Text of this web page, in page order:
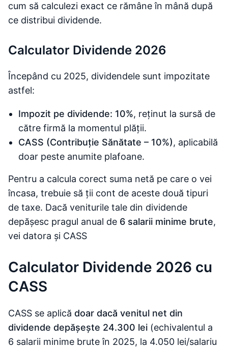
cum să calculezi exact ce rămâne în mână după
ce distribui dividende.
Calculator Dividende 2026
Începând cu 2025, dividendele sunt impozitate
astfel:
Impozit pe dividende: 10%, reținut la sursă de
către firmă la momentul plății.
CASS (Contribuție Sănătate – 10%), aplicabilă
doar peste anumite plafoane.
Pentru a calcula corect suma netă pe care o vei
încasa, trebuie să ții cont de aceste două tipuri
de taxe. Dacă veniturile tale din dividende
depășesc pragul anual de 6 salarii minime brute,
vei datora și CASS
Calculator Dividende 2026 cu
CASS
CASS se aplică doar dacă venitul net din
dividende depășește 24.300 lei (echivalentul a
6 salarii minime brute în 2025, la 4.050 lei/salariu